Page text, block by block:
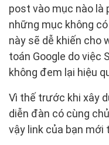
post vào mục nào là
những mục không
này sẽ dễ khiến cho
toán Google do việc
không đem lại hiệu
Vì thế trước khi xây
diễn đàn có cùng
vậy link của bạn mới